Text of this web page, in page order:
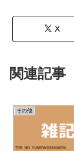
X
関連記事
その他